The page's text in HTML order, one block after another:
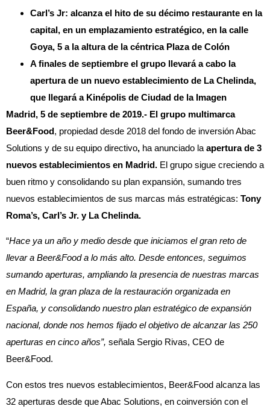
Carl’s Jr: alcanza el hito de su décimo restaurante en la
capital, en un emplazamiento estratégico, en la calle
Goya, 5 a la altura de la céntrica Plaza de Colón
A finales de septiembre el grupo llevará a cabo la
apertura de un nuevo establecimiento de La Chelinda,
que llegará a Kinépolis de Ciudad de la Imagen
Madrid, 5 de septiembre de 2019.- El grupo multimarca
Beer&Food, propiedad desde 2018 del fondo de inversión Abac
Solutions y de su equipo directivo, ha anunciado la apertura de 3
nuevos establecimientos en Madrid. El grupo sigue creciendo a
buen ritmo y consolidando su plan expansión, sumando tres
nuevos establecimientos de sus marcas más estratégicas: Tony
Roma’s, Carl’s Jr. y La Chelinda.
“Hace ya un año y medio desde que iniciamos el gran reto de
llevar a Beer&Food a lo más alto. Desde entonces, seguimos
sumando aperturas, ampliando la presencia de nuestras marcas
en Madrid, la gran plaza de la restauración organizada en
España, y consolidando nuestro plan estratégico de expansión
nacional, donde nos hemos fijado el objetivo de alcanzar las 250
aperturas en cinco años”, señala Sergio Rivas, CEO de
Beer&Food.
Con estos tres nuevos establecimientos, Beer&Food alcanza las
32 aperturas desde que Abac Solutions, en coinversión con el